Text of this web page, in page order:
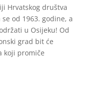
Hrvatskog društva
od 1963. godine, a
u Osijeku! Od
grad bit će
koji promiče